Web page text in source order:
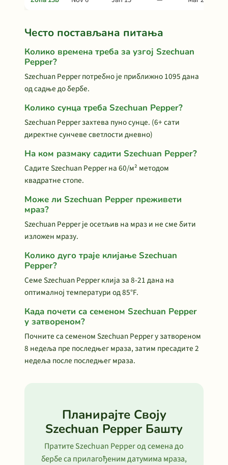
Често постављана питања
Колико времена треба за узгој Szechuan
Pepper?
Szechuan Pepper потребно је приближно 1095 дана
од садње до бербе.
Колико сунца треба Szechuan Pepper?
Szechuan Pepper захтева пуно сунце. (6+ сати
директне сунчеве светлости дневно)
На ком размаку садити Szechuan Pepper?
Садите Szechuan Pepper на 60/м² методом
квадратне стопе.
Може ли Szechuan Pepper преживети
мраз?
Szechuan Pepper је осетљив на мраз и не сме бити
изложен мразу.
Колико дуго траје клијање Szechuan
Pepper?
Семе Szechuan Pepper клија за 8-21 дана на
оптималној температури од 85°F.
Када почети са семеном Szechuan Pepper
у затвореном?
Почните са семеном Szechuan Pepper у затвореном
8 недеља пре последњег мраза, затим пресадите 2
недеља после последњег мраза.
Планирајте Своју
Szechuan Pepper Башту
Пратите Szechuan Pepper од семена до
бербе са прилагођеним датумима мраза,